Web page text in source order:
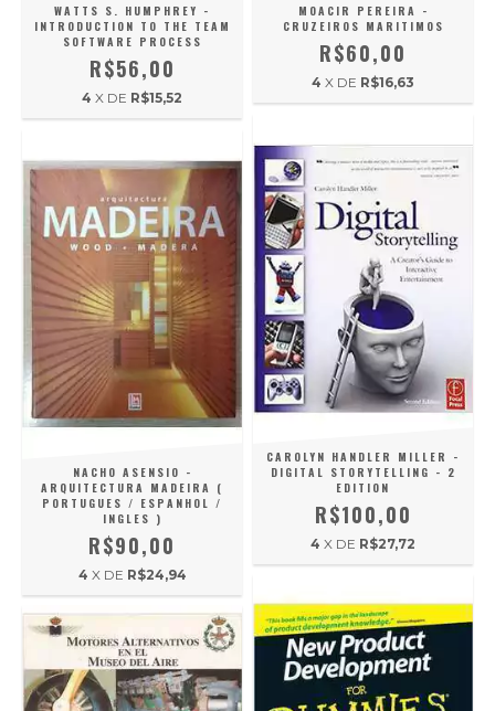
WATTS S. HUMPHREY -
INTRODUCTION TO THE TEAM
SOFTWARE PROCESS
R$56,00
4 X DE R$15,52
MOACIR PEREIRA -
CRUZEIROS MARITIMOS
R$60,00
4 X DE R$16,63
NACHO ASENSIO -
ARQUITECTURA MADEIRA (
PORTUGUES / ESPANHOL /
INGLES )
R$90,00
4 X DE R$24,94
CAROLYN HANDLER MILLER -
DIGITAL STORYTELLING - 2
EDITION
R$100,00
4 X DE R$27,72